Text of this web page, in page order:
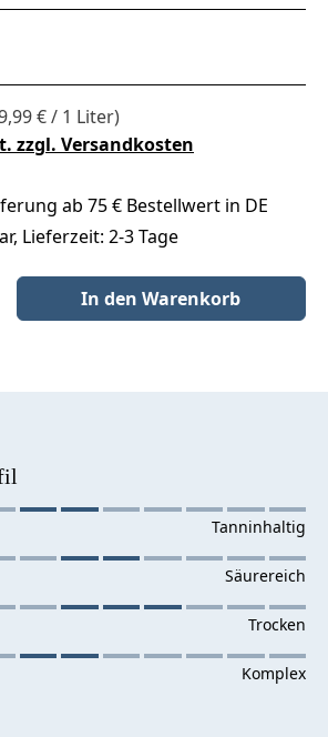
€ / 1 Liter)
zzgl. Versandkosten
ab 75 € Bestellwert in DE
Lieferzeit: 2-3 Tage
gewünschten Wert ein oder benutze
In den Warenkorb